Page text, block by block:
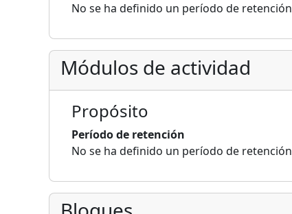
No se ha definido un período de retención
Módulos de actividad
Propósito
Período de retención
No se ha definido un período de retención